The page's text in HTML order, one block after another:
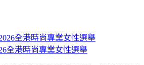
全港時尚專業女性選舉